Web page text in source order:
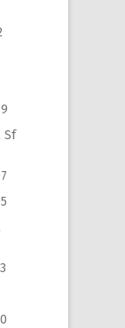
Sf